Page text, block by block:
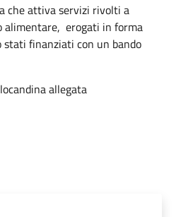
che attiva servizi rivolti a
alimentare, erogati in forma
stati finanziati con un bando
allegata